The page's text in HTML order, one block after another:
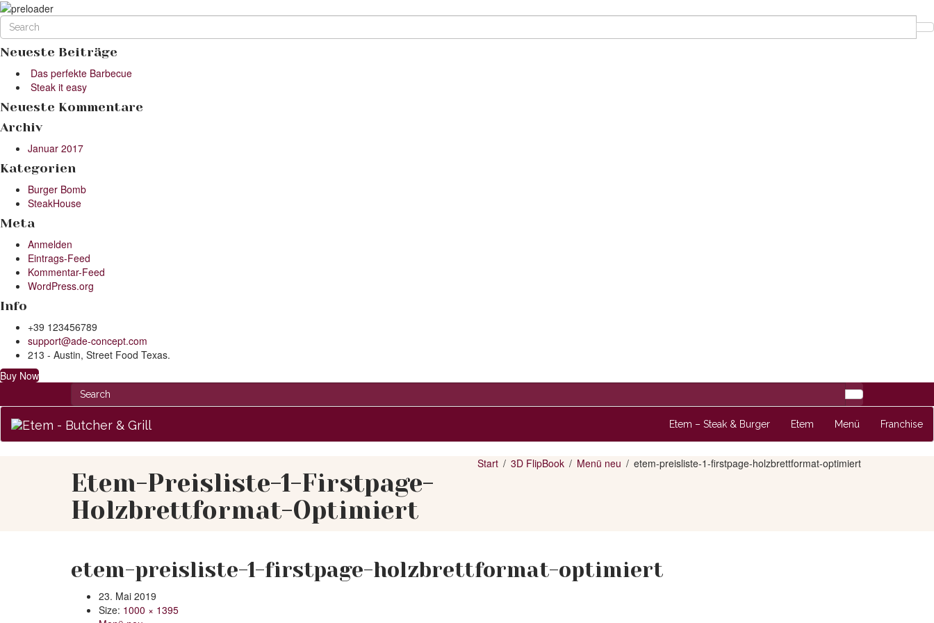
Neueste Beiträge
Das perfekte Barbecue
Steak it easy
Neueste Kommentare
Archiv
Januar 2017
Kategorien
Burger Bomb
SteakHouse
Meta
Anmelden
Eintrags-Feed
Kommentar-Feed
WordPress.org
Info
+39 123456789
support@ade-concept.com
213 - Austin, Street Food Texas.
Buy Now
Etem – Steak & Burger Etem Menü Franchise
Etem-Preisliste-1-Firstpage-
Holzbrettformat-Optimiert
Start 3D FlipBook Menü neu etem-preisliste-1-firstpage-holzbrettformat-optimiert
etem-preisliste-1-firstpage-holzbrettformat-optimiert
23. Mai 2019
Size: 1000 × 1395